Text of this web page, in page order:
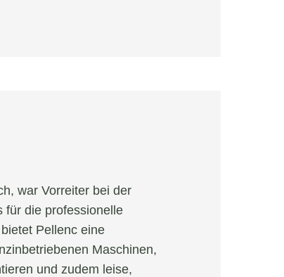
war Vorreiter bei der
für die professionelle
Pellenc eine
Maschinen,
und zudem leise,